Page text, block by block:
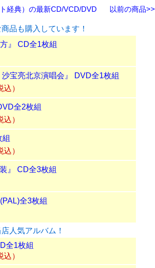
以前の商品>>
経典）の最新CD/VCD/DVD
品も購入しています！
』 CD全1枚組
沙宝亮北京演唱会』 DVD全1枚組
）
全2枚組
）
組
）
』 CD全3枚組
全3枚組
人気アルバム！
全1枚組
）